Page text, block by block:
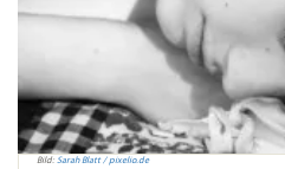
Bild: Sarah Blatt / pixelio.de